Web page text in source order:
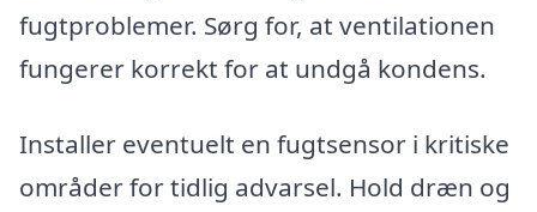
fugtproblemer. Sørg for, at ventilationen
fungerer korrekt for at undgå kondens.
Installer eventuelt en fugtsensor i kritiske
områder for tidlig advarsel. Hold dræn og